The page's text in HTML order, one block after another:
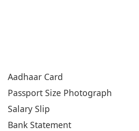
Aadhaar Card
Passport Size Photograph
Salary Slip
Bank Statement